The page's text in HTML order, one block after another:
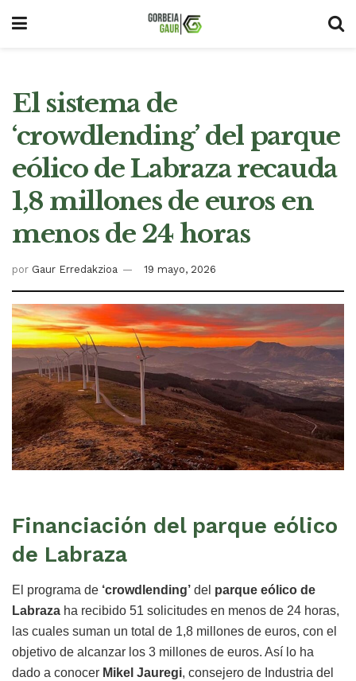
El sistema de
‘crowdlending’ del parque
eólico de Labraza recauda
1,8 millones de euros en
menos de 24 horas
por Gaur Erredakzioa 19 mayo, 2026
Financiación del parque eólico
de Labraza
El programa de ‘crowdlending’ del parque eólico de
Labraza ha recibido 51 solicitudes en menos de 24 horas,
las cuales suman un total de 1,8 millones de euros, con el
objetivo de alcanzar los 3 millones de euros. Así lo ha
dado a conocer Mikel Jauregi, consejero de Industria del